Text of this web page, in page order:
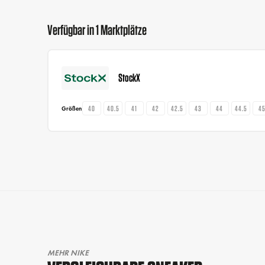
Verfügbar in 1 Marktplätze
StockX
Größen 40 40.5 41 42 42.5 43 44 44.5 45
MEHR NIKE